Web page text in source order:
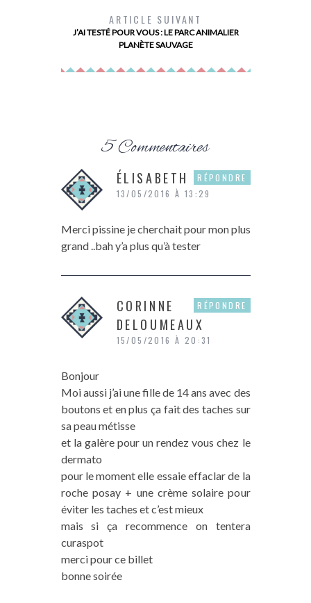
ARTICLE SUIVANT
J’AI TESTÉ POUR VOUS : LE PARC ANIMALIER
PLANÈTE SAUVAGE
5 Commentaires
ÉLISABETH
13/05/2016 À 13:29
Merci pissine je cherchait pour mon plus
grand ..bah y’a plus qu’à tester
RÉPONDRE
CORINNE
DELOUMEAUX
15/05/2016 À 20:31
Bonjour
Moi aussi j’ai une fille de 14 ans avec des
boutons et en plus ça fait des taches sur
sa peau métisse
et la galère pour un rendez vous chez le
dermato
pour le moment elle essaie effaclar de la
roche posay + une crème solaire pour
éviter les taches et c’est mieux
mais si ça recommence on tentera
curaspot
merci pour ce billet
bonne soirée
RÉPONDRE